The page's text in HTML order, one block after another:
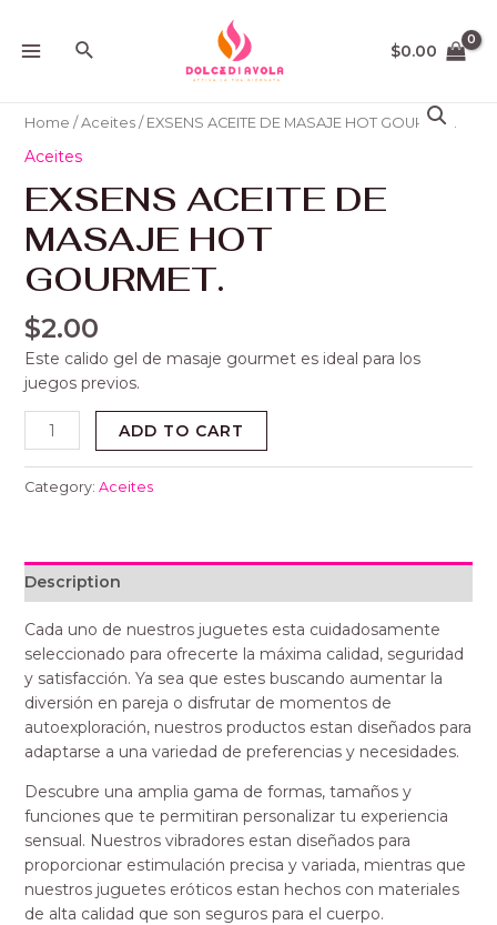
contenido
MENUBuscar $0.00
Home /Aceites/ EXSENS ACEITE DE MASAJE HOT GOURMET.
Aceites
EXSENS ACEITE DE
MASAJE HOT
GOURMET.
$2.00
Este calido gel de masaje gourmet es ideal para los
juegos previos.
ACEITE
MASAJE
HOT
GOURMET.
quantity
ADD TO CART
Category: Aceites
Description
Cada uno de nuestros juguetes esta cuidadosamente
seleccionado para ofrecerte la máxima calidad, seguridad
y satisfacción. Ya sea que estes buscando aumentar la
diversión en pareja o disfrutar de momentos de
autoexploración, nuestros productos estan diseñados para
adaptarse a una variedad de preferencias y necesidades.
Descubre una amplia gama de formas, tamaños y
funciones que te permitiran personalizar tu experiencia
sensual. Nuestros vibradores estan diseñados para
proporcionar estimulación precisa y variada, mientras que
nuestros juguetes eróticos estan hechos con materiales
de alta calidad que son seguros para el cuerpo.